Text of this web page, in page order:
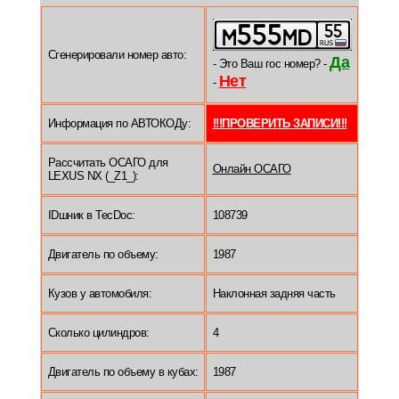
Сгенерировали номер авто:
- Это Ваш гос номер? - Да
- Нет
Информация по АВТОКОДу: !!!ПРОВЕРИТЬ ЗАПИСИ!!!
Рассчитать ОСАГО для
LEXUS NX (_Z1_):
Онлайн ОСАГО
IDшник в TecDoc: 108739
Двигатель по объему: 1987
Кузов у автомобиля: Наклонная задняя часть
Сколько цилиндров: 4
Двигатель по объему в кубах: 1987